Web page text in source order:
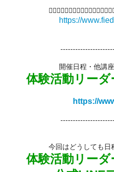
≪⃒⃒⃒⃒⃒⃒⃒⃒⃒⃒⃒⃒⃒⃒⃒⃒感染症
https://
開催日程・他講
体験活動リー
https://
今回はどうしても日
体験活動リー